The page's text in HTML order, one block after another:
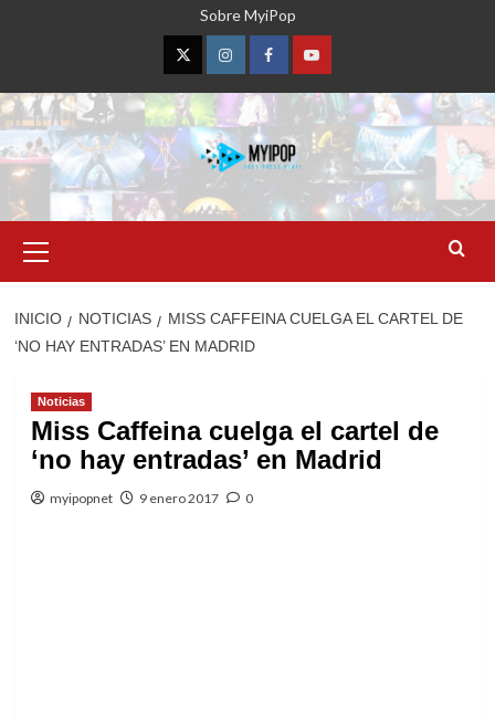
Sobre MyiPop
TwitterInstagramFacebookYouTube
primario
INICIO NOTICIAS
MISS CAFFEINA CUELGA EL CARTEL DE
‘NO HAY ENTRADAS’ EN MADRID
Noticias
Miss Caffeina cuelga el cartel de
‘no hay entradas’ en Madrid
myipopnet 9 enero 2017 0